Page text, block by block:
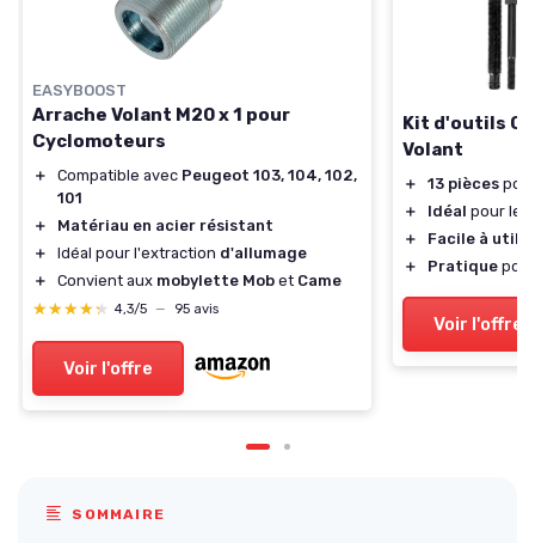
EASYBOOST
Arrache Volant M20 x 1 pour
Cyclomoteurs
＋ Compatible avec Peugeot 103, 104, 102,
101
＋
Matériau en acier résistant
＋
Idéal pour l'extraction d'allumage
＋
Convient aux mobylette Mob et Came
★★★★★
★★★★★ 4,3/5 — 95 avis
Voir l'offre
Kit d'outils
Volant
＋ 13 pièces
＋
Idéal pour les
＋
Facile à
＋
Pratique
Voir l'offre
SOMMAIRE